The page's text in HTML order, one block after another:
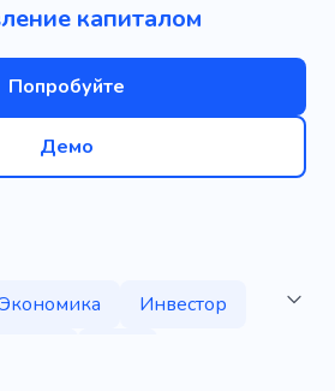
капиталом
Попробуйте
Демо
Экономика
Инвестор